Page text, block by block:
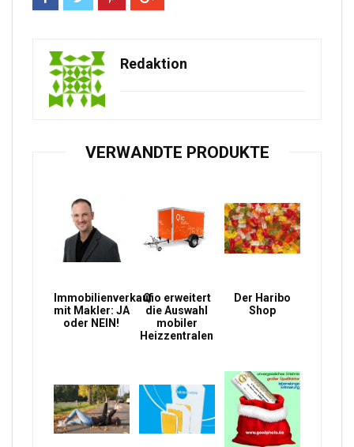
Redaktion
VERWANDTE PRODUKTE
Immobilienverkauf
mit Makler: JA
oder NEIN!
Qio erweitert
die Auswahl
mobiler
Heizzentralen
Der Haribo
Shop